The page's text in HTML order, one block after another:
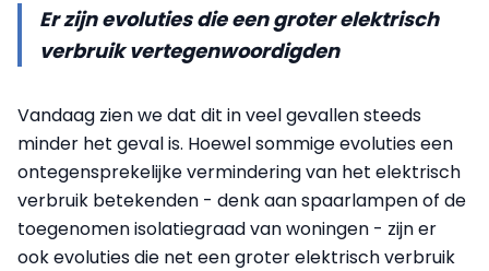
Er zijn evoluties die een groter elektrisch
verbruik vertegenwoordigden
Vandaag zien we dat dit in veel gevallen steeds
minder het geval is. Hoewel sommige evoluties een
ontegensprekelijke vermindering van het elektrisch
verbruik betekenden - denk aan spaarlampen of de
toegenomen isolatiegraad van woningen - zijn er
ook evoluties die net een groter elektrisch verbruik